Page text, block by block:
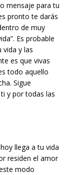
mensaje para tu
pronto te darás
de muy
Es probable
vida y las
es que vivas
todo aquello
Sigue
y por todas las
llega a tu vida
residen el amor
modo